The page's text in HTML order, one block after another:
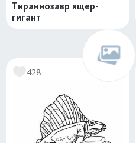
Тираннозавр ящер-
гигант
428